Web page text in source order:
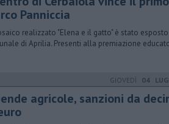
Panniccia
realizzato "Elena e il gatto" è stato
di Aprilia. Presenti alla premiazione
GIOVEDÌ 04
agricole, sanzioni da